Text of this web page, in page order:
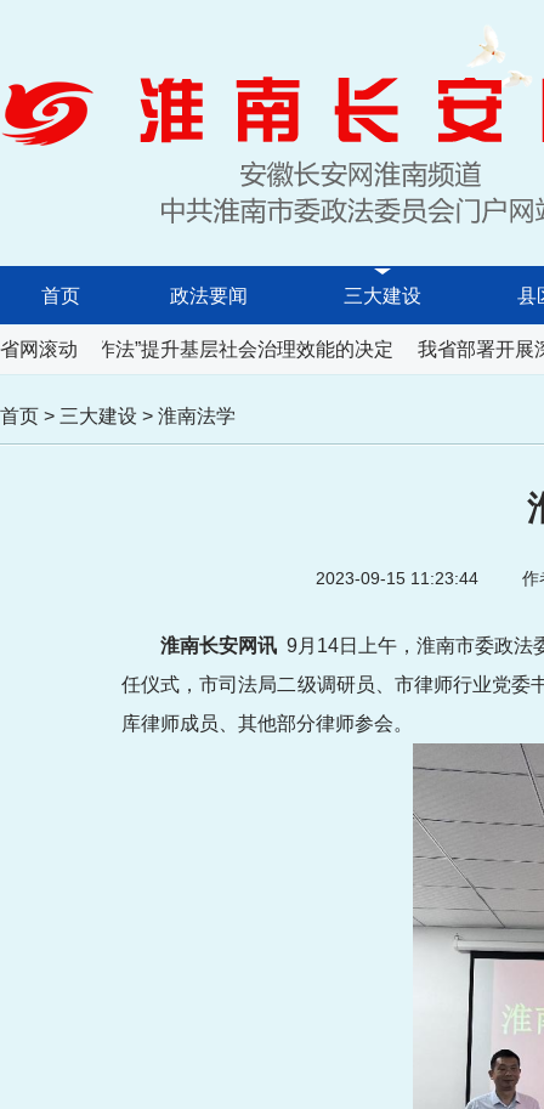
首页 政法要闻 三大建设 县
省网滚动
尺巷工作法”提升基层社会治理效能的决定 我省部署开展
首页 > 三大建设 > 淮南法学
2023-09-15 11:23:44 作
淮南长安网讯 9月14日上午，淮南市委政法
任仪式，市司法局二级调研员、市律师行业党
库律师成员、其他部分律师参会。